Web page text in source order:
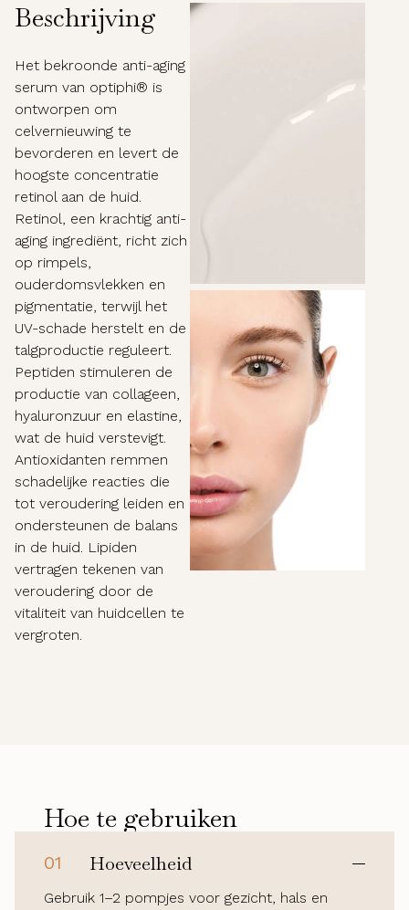
Beschrijving
Het bekroonde anti-aging
serum van optiphi® is
ontworpen om
celvernieuwing te
bevorderen en levert de
hoogste concentratie
retinol aan de huid.
Retinol, een krachtig anti-
aging ingrediënt, richt zich
op rimpels,
ouderdomsvlekken en
pigmentatie, terwijl het
UV-schade herstelt en de
talgproductie reguleert.
Peptiden stimuleren de
productie van collageen,
hyaluronzuur en elastine,
wat de huid verstevigt.
Antioxidanten remmen
schadelijke reacties die
tot veroudering leiden en
ondersteunen de balans
in de huid. Lipiden
vertragen tekenen van
veroudering door de
vitaliteit van huidcellen te
vergroten.
Hoe te gebruiken
Hoeveelheid
Gebruik 1–2 pompjes voor gezicht, hals en
01